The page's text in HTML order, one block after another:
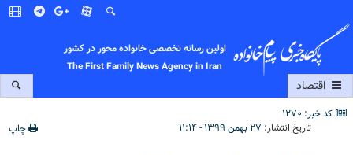
اولین رسانه تخصصی خانواده محور در کشور
The First Family News Agency in Iran
اقتصاد
کد خبر: 1270
تاریخ انتشار: ۲۷ بهمن ۱۳۹۹ - ۱۱:۱۴ چاپ